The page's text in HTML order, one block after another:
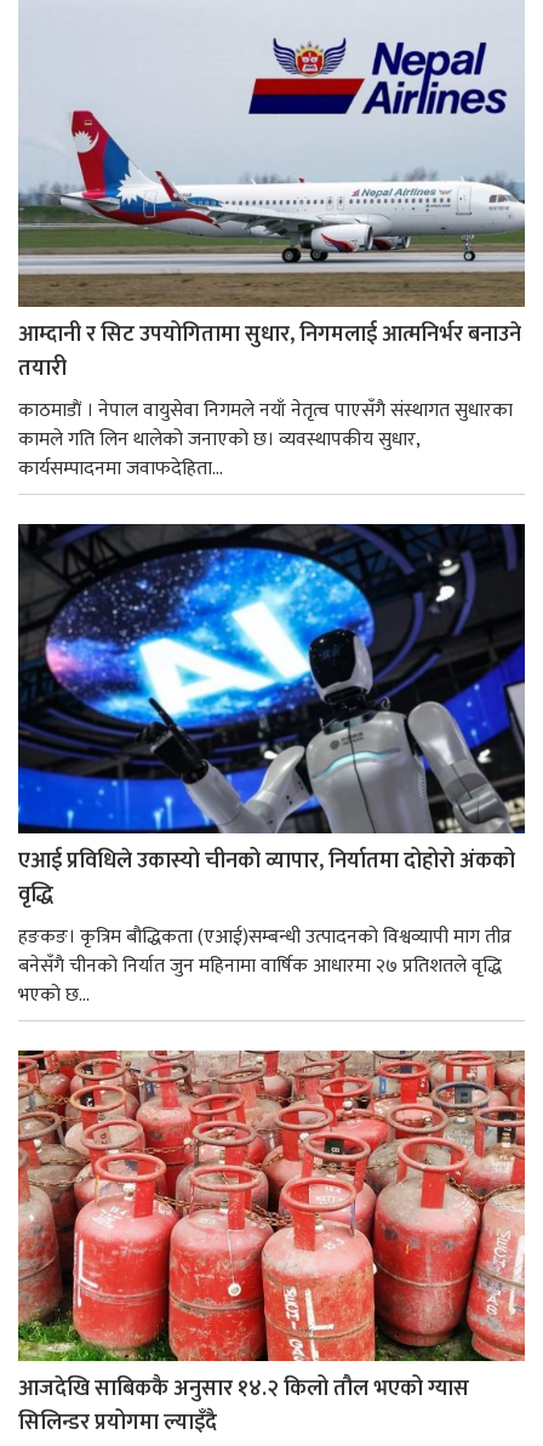
आम्दानी र सिट उपयोगितामा सुधार, निगमलाई आत्मनिर्भर बनाउने
तयारी
काठमाडाैं । नेपाल वायुसेवा निगमले नयाँ नेतृत्व पाएसँगै संस्थागत सुधारका
कामले गति लिन थालेको जनाएको छ। व्यवस्थापकीय सुधार,
कार्यसम्पादनमा जवाफदेहिता...
एआई प्रविधिले उकास्यो चीनको व्यापार, निर्यातमा दोहोरो अंकको
वृद्धि
हङकङ। कृत्रिम बौद्धिकता (एआई)सम्बन्धी उत्पादनको विश्वव्यापी माग तीव्र
बनेसँगै चीनको निर्यात जुन महिनामा वार्षिक आधारमा २७ प्रतिशतले वृद्धि
भएको छ...
आजदेखि साबिककै अनुसार १४.२ किलो तौल भएको ग्यास
सिलिन्डर प्रयोगमा ल्याइँदै